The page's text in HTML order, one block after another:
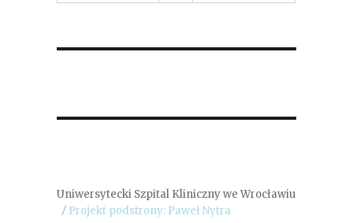
Uniwersytecki Szpital Kliniczny we Wrocławiu
Projekt podstrony: Paweł Nytra